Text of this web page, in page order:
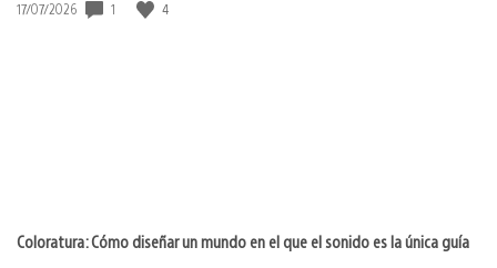
Fecha
17/07/2026 1 4
Coloratura: Cómo diseñar un mundo en el que el sonido es la única guía